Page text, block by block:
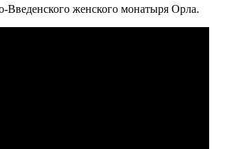
женского монатыря Орла.